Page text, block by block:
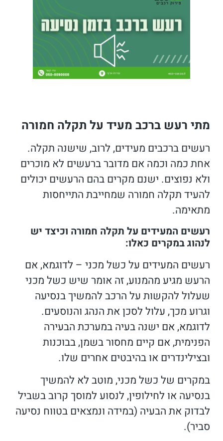
מתי רעש ברכב מעיד על תקלה חמורה
רעשים ברכבים מעידים, לרוב, שישנה תקלה.
אחת כמה וכמה אם מדובר ברעשים לא מוכרים
ולא נפוצים. ישנם מקרים בהם הרעשים יכולים
להעיד תקלה חמורה שמחייבת התייחסות
מתאימה.
רעשים המעידים על תקלה חמורה וכיצד יש
לנהוג במקרים כאלו:
רעשים המעידים על כשל מכני – לדוגמא, אם
הרעש מגיע מהמנוע, זה אומר שיש כשל מכני
שעלול להקשות על הרכב להמשיך בנסיעה
וגרוע מכך, עלול לסכן את הנהג והנוסעים.
לדוגמא, אם ישנה בעיה במערכת הבעירה
הפנימית, אם קיים מחסור בשמן, בבוכנות
ובצילינדרים או בהיבטים אחרים שלו.
במקרים של כשל מכני, מוטב לא להמשיך
בנסיעה או לחילופין, לנסוע למוסך קרוב בשביל
לבדוק את הבעיה (במידה ונמצאים בטווח נסיעה
סביר).